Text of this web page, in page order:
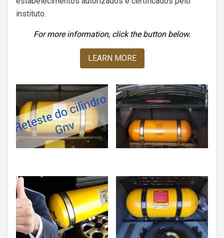
instituto.
For more information, click the button below.
LEARN MORE